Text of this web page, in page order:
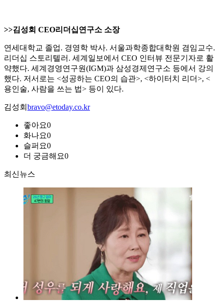
>>김성회 CEO리더십연구소 소장
연세대학교 졸업. 경영학 박사. 서울과학종합대학원 겸임교수.
리더십 스토리텔러. 세계일보에서 CEO 인터뷰 전문기자로 활
약했다. 세계경영연구원(IGM)과 삼성경제연구소 등에서 강의
했다. 저서로는 <성공하는 CEO의 습관>, <하이터치 리더>, <
용인술, 사람을 쓰는 법> 등이 있다.
김성회 bravo@etoday.co.kr
좋아요0
화나요0
슬퍼요0
더 궁금해요0
최신뉴스